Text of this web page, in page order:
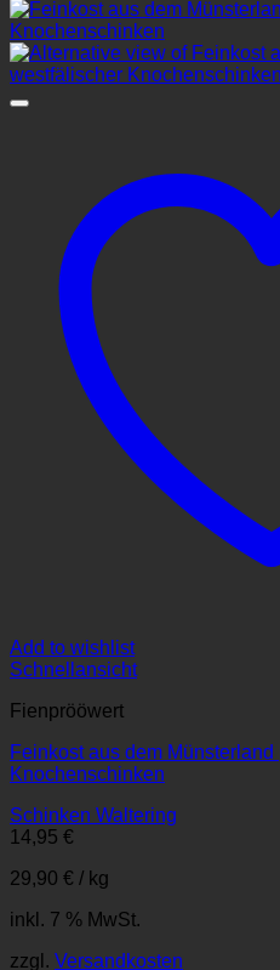
Add to wishlist
Schnellansicht
Fienprööwert
Feinkost aus dem
Knochenschinken
Schinken Waltering
14,95 €
29,90 € / kg
inkl. 7 % MwSt.
zzgl. Versandkosten